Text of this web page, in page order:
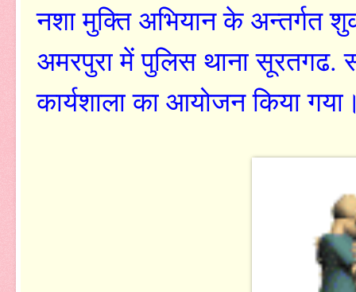
नशा मुक्ति अभियान के अन्तर्गत
अमरपुरा में पुलिस थाना सूरतगढ.
कार्यशाला का आयोजन किया